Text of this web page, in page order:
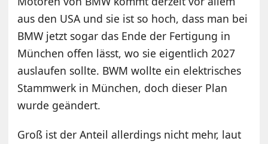
aus den USA und sie ist so hoch, dass man bei
BMW jetzt sogar das Ende der Fertigung in
München offen lässt, wo sie eigentlich 2027
auslaufen sollte. BWM wollte ein elektrisches
Stammwerk in München, doch dieser Plan
wurde geändert.
Groß ist der Anteil allerdings nicht mehr, laut